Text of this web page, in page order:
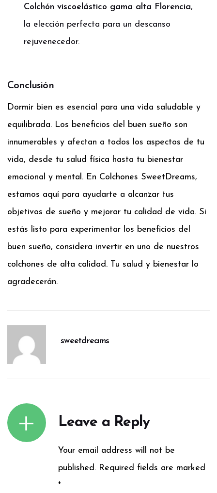
Colchón viscoelástico gama alta Florencia,
la elección perfecta para un descanso
rejuvenecedor.
Conclusión
Dormir bien es esencial para una vida saludable y
equilibrada. Los beneficios del buen sueño son
innumerables y afectan a todos los aspectos de tu
vida, desde tu salud física hasta tu bienestar
emocional y mental. En Colchones SweetDreams,
estamos aquí para ayudarte a alcanzar tus
objetivos de sueño y mejorar tu calidad de vida. Si
estás listo para experimentar los beneficios del
buen sueño, considera invertir en uno de nuestros
colchones de alta calidad. Tu salud y bienestar lo
agradecerán.
sweetdreams
Leave a Reply
Your email address will not be
published. Required fields are marked
*